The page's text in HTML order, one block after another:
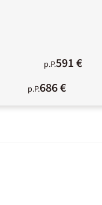
p.P.591 €
p.P.686 €